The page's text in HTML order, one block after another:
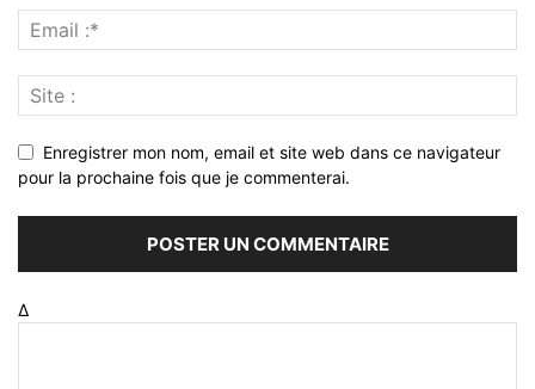
Enregistrer mon nom, email et site web dans ce navigateur
pour la prochaine fois que je commenterai.
Δ